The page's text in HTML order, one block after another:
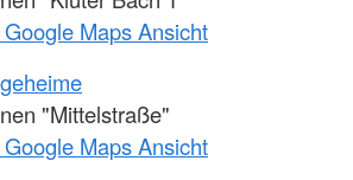
Maps Ansicht
"Mittelstraße"
Maps Ansicht